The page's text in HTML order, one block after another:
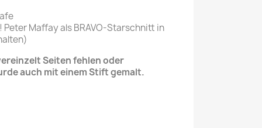
Peter Maffay als BRAVO-Starschnitt in
Seiten fehlen oder
auch mit einem Stift gemalt.